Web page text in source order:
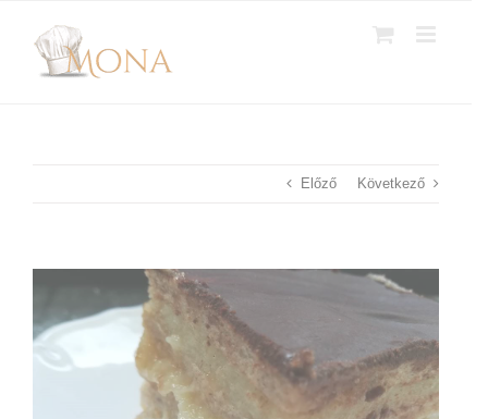
Előző Következő
Image